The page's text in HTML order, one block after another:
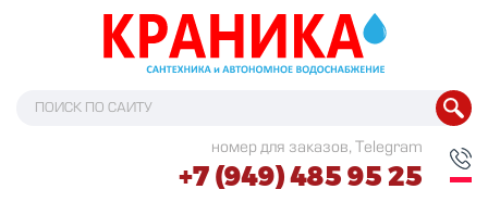
номер для заказов, Telegram
+7 (949) 485 95 25